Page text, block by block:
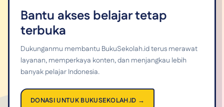
Bantu akses belajar tetap
terbuka
Dukunganmu membantu BukuSekolah.id terus merawat
layanan, memperkaya konten, dan menjangkau lebih
banyak pelajar Indonesia.
DONASI UNTUK BUKUSEKOLAH.ID →